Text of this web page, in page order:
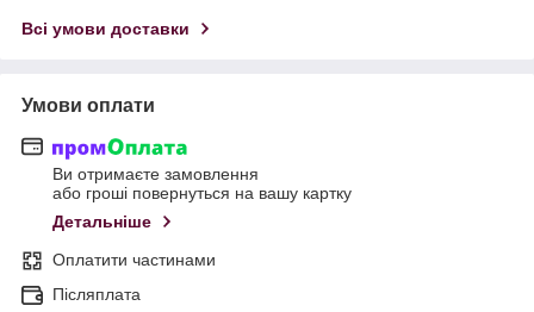
Всі умови доставки
Умови оплати
Ви отримаєте замовлення
або гроші повернуться на вашу картку
Детальніше
Оплатити частинами
Післяплата